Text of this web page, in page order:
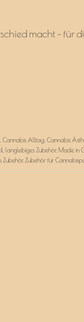
macht – für
, Cannabis Alltag, Cannabis
, langlebiges Zubehör, Made in
Zubehör, Zubehör für